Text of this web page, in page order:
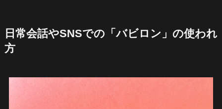
日常会話やSNSでの「バビロン」の使われ
方